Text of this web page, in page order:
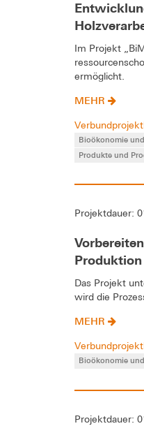
Im Projekt
ermöglicht.
MEHR
Bioökonomie
Produkte und
Projektdauer:
Produktion
Das Projekt
wird die
MEHR
Bioökonomie
Projektdauer: